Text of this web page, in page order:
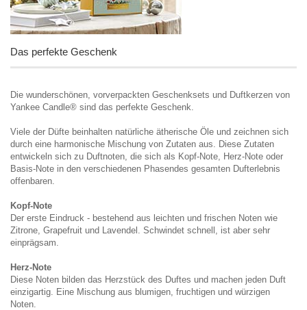
Das perfekte Geschenk
Die wunderschönen, vorverpackten Geschenksets und Duftkerzen von
Yankee Candle® sind das perfekte Geschenk.
Viele der Düfte beinhalten natürliche ätherische Öle und zeichnen sich
durch eine harmonische Mischung von Zutaten aus. Diese Zutaten
entwickeln sich zu Duftnoten, die sich als Kopf-Note, Herz-Note oder
Basis-Note in den verschiedenen Phasendes gesamten Dufterlebnis
offenbaren.
Kopf-Note
Der erste Eindruck - bestehend aus leichten und frischen Noten wie
Zitrone, Grapefruit und Lavendel. Schwindet schnell, ist aber sehr
einprägsam.
Herz-Note
Diese Noten bilden das Herzstück des Duftes und machen jeden Duft
einzigartig. Eine Mischung aus blumigen, fruchtigen und würzigen
Noten.